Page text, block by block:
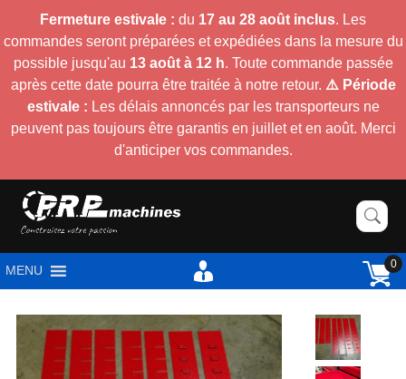
Fermeture estivale : du 17 au 28 août inclus. Les
commandes seront préparées et expédiées dans la mesure du
possible jusqu'au 13 août à 12 h. Toute commande passée
après cette date pourra être traitée à notre retour. ⚠️ Période
estivale : Les délais annoncés par les transporteurs ne
peuvent pas toujours être garantis en juillet et en août. Merci
d'anticiper vos commandes.
MENU 0